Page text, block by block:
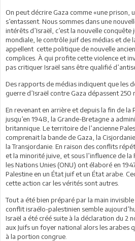
On peut décrire Gaza comme «une prison,
s’entassent. Nous sommes dans une
intérêts d’Israël, c’est la nouvelle
mondiale, le contrôle juif des médias et de
appellent cette politique de nouvelle
complices. À qui profite cette violence et
pas critiquer Israël sans être qualifié
Des rapports de médias indiquent que les
guerre d’Israël contre Gaza dépassent 250
En revenant en arrière et depuis la fin de la
jusqu’en 1948, la Grande-Bretagne a
britannique. Le territoire de l’ancienne
comprenait la bande de Gaza, la
la Transjordanie. En raison des conflits
et la minorité juive, et sous l’influence de
les Nations Unies (ONU) ont élaboré en
Palestine en un État juif et un État arabe.
cette action car les vérités sont autres.
Tout a été bien préparé par la main
conflit israélo-palestinien semble
Israël a été créé suite à la déclaration du 2
aux Juifs un foyer national alors les arabes
à la portion congrue.